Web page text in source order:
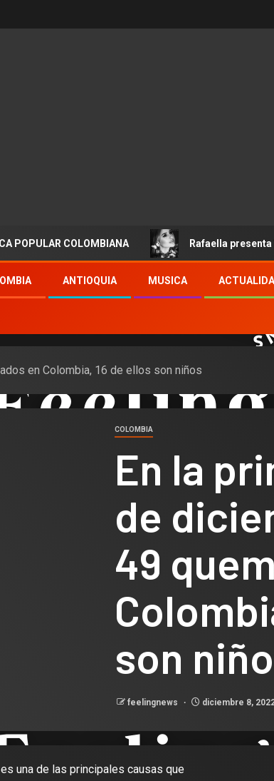
COLOMBIANA Rafaella presenta “Destino”
ANTIOQUIA MUSICA
en Colombia, 16 de ellos son niños
COLOMBIA
En la
de
49
son
feelingnews diciembre 8,
una de las principales causas que